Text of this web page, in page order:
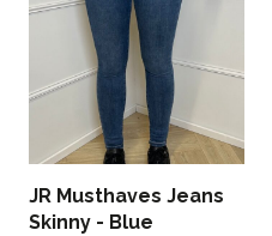
JR Musthaves Jeans
Skinny - Blue